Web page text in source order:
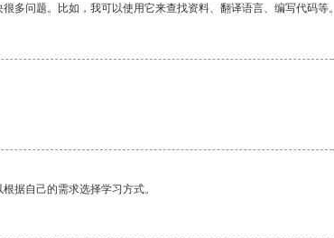
多问题。比如，我可以使用它来查找资料、翻译语言、编写代码等。
据自己的需求选择学习方式。